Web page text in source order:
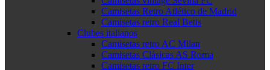
Camisetas Retro Atlético de Madrid
Camisetas retro Real Betis
Clubes italianos
Camisetas retro AC Milan
Camisetas Clásicas AS Roma
Camisetas retro FC Inter